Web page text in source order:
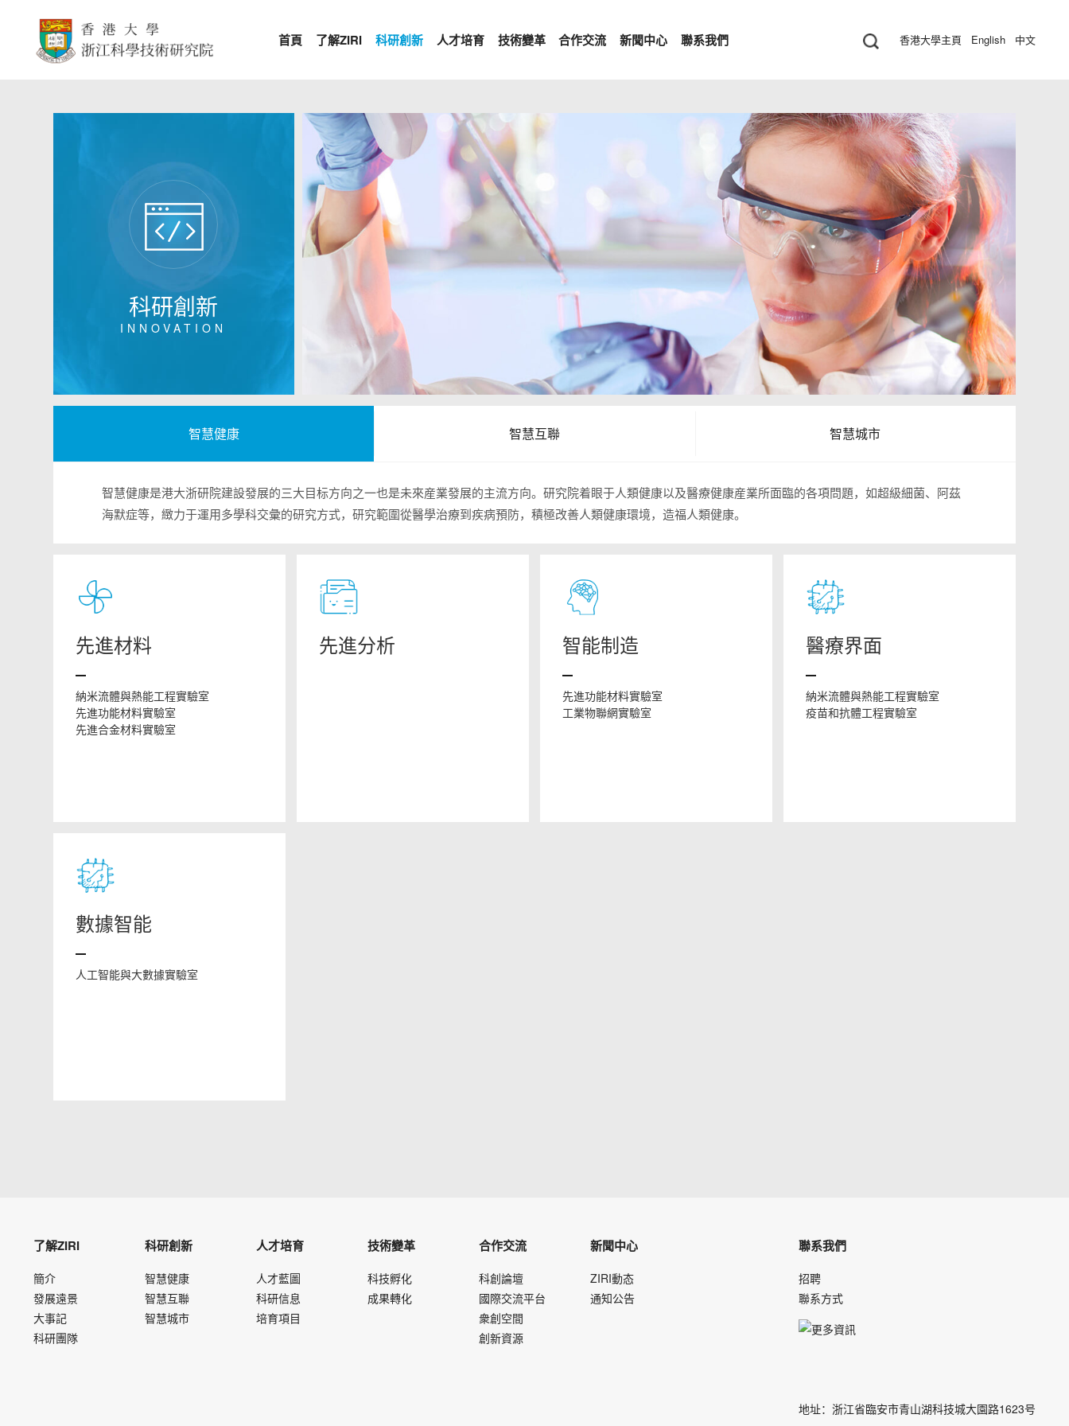
首頁 了解ZIRI 科研創新 人才培育 技術變革 合作交流 新聞中心 聯系我們 香港大學主頁 English 中文
科研創新
INNOVATION
智慧健康 智慧互聯 智慧城市
智慧健康是港大浙研院建設發展的三大目标方向之一也是未來産業發展的主流方向。研究院着眼于人類健康以及醫療健康産業所面臨的各項問題，如超級細菌、阿茲
海默症等，緻力于運用多學科交彙的研究方式，研究範圍從醫學治療到疾病預防，積極改善人類健康環境，造福人類健康。
先進材料
納米流體與熱能工程實驗室
先進功能材料實驗室
先進合金材料實驗室
先進分析 智能制造
先進功能材料實驗室
工業物聯網實驗室
醫療界面
納米流體與熱能工程實驗室
疫苗和抗體工程實驗室
數據智能
人工智能與大數據實驗室
了解ZIRI
簡介
發展遠景
大事記
科研團隊
科研創新
智慧健康
智慧互聯
智慧城市
人才培育
人才藍圖
科研信息
培育項目
技術變革
科技孵化
成果轉化
合作交流
科創論壇
國際交流平台
衆創空間
創新資源
新聞中心
ZIRI動态
通知公告
聯系我們
招聘
聯系方式
地址：浙江省臨安市青山湖科技城大園路1623号